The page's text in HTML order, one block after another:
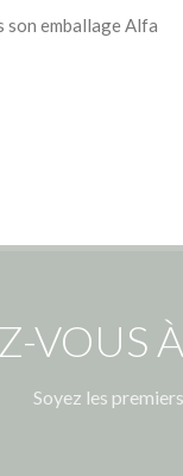
son emballage Alfa
VOUS
Soyez les